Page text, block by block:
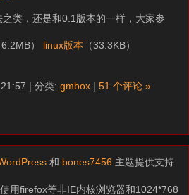
类，还是和0.1版本的一样，大家参
6.2MB） linux版本 （33.3KB）
| 分类: gmbox | 51 个评论 »
和 bones7456 主题提供支持.
用firefox等非IE内核浏览器和1024*768